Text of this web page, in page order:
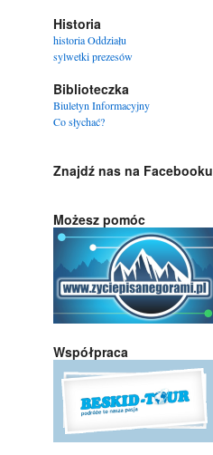
Historia
historia Oddziału
sylwetki prezesów
Biblioteczka
Biuletyn Informacyjny
Co słychać?
Znajdź nas na Facebooku
Możesz pomóc
Współpraca